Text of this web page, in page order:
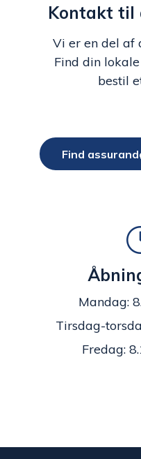
Kontakt til
Vi er en del
Find din
bestil
Find
Mandag:
Tirsdag-
Fredag: